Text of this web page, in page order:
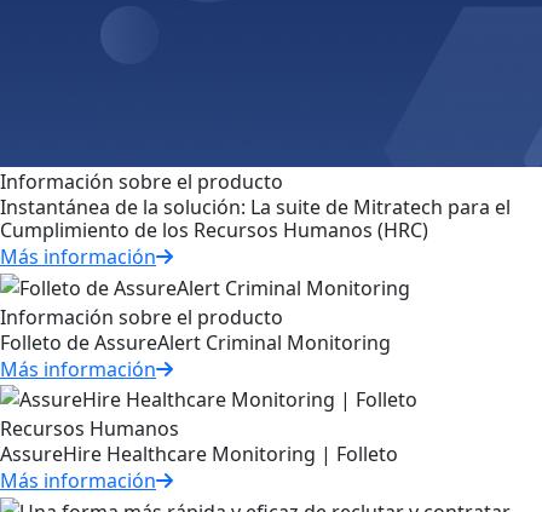
Información sobre el producto
Instantánea de la solución: La suite de Mitratech para el
Cumplimiento de los Recursos Humanos (HRC)
Más información
Información sobre el producto
Folleto de AssureAlert Criminal Monitoring
Más información
Recursos Humanos
AssureHire Healthcare Monitoring | Folleto
Más información